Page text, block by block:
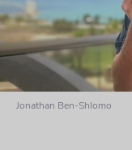
Jonathan Ben-Shlomo